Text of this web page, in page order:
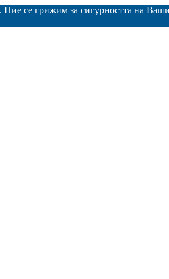
се грижим за сигурността на